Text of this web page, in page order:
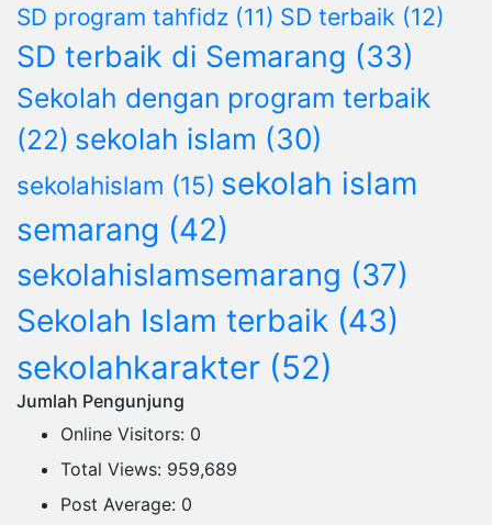
SD program tahfidz (11) SD terbaik (12)
SD terbaik di Semarang (33)
Sekolah dengan program terbaik
(22) sekolah islam (30)
sekolahislam (15) sekolah islam
semarang (42)
sekolahislamsemarang (37)
Sekolah Islam terbaik (43)
sekolahkarakter (52)
Jumlah Pengunjung
Online Visitors: 0
Total Views: 959,689
Post Average: 0